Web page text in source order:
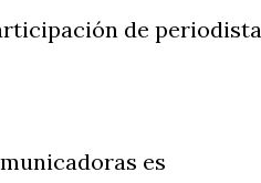
de
es